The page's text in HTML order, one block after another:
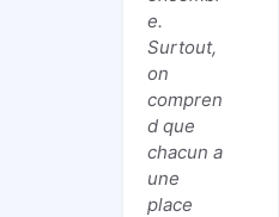
e.
Surtout,
on
compren
d que
chacun a
une
place